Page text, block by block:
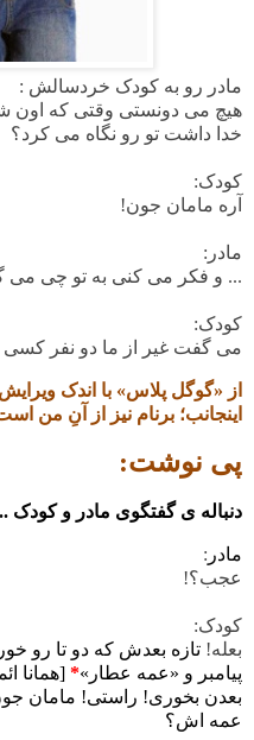
ﻣﺎﺩﺭ رو ﺑﻪ ﮐﻮﺩﮎ ﺧﺮﺩﺳﺎﻟﺶ :
ﻫﯿﭻ می دونستی وقتی که اون
خدا داشت تو رو ﻧﮕﺎﻩ می کرد؟
ﮐﻮﺩﮎ:
ﺁﺭﻩ ﻣﺎﻣﺎﻥ ﺟﻮﻥ!
ﻣﺎﺩﺭ:
... ﻭ ﻓﮑﺮ می کنی ﺑﻪ ﺗﻮ چی می
ﮐﻮﺩﮎ:
می گفت ﻏﯿﺮ ﺍﺯ ﻣﺎ ﺩﻭ ﻧﻔﺮ ﮐﺴﯽ
از «گوگل پلاس» با اندک
اینجانب؛ برنام نیز از آنِ من
پی نوشت:
دنباله ی گفتگوی مادر و کودک
مادر :
عجب؟!
کودک:
بعله! تازه بعدش که دو تا رو
پیامبر و «عمه عطار»* [همانا
بعدن بخوری! راستی! مامان
عمه اش؟